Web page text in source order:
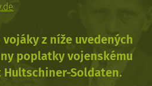
z níže uvedených
poplatky vojenskému
Soldaten.